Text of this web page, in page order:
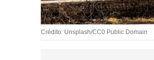
Crédito: Unsplash/CC0 Public Domain